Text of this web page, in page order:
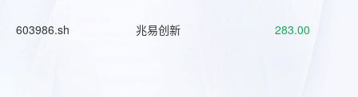
603986.sh 兆易创新 283.00